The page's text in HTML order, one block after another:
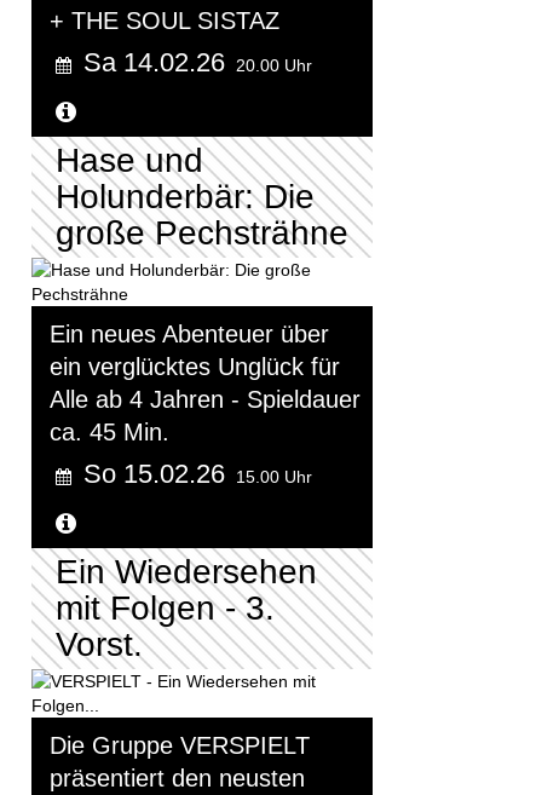
+ THE SOUL SISTAZ
Sa 14.02.26 20.00 Uhr
Hase und
Holunderbär: Die
große Pechsträhne
Ein neues Abenteuer über
ein verglücktes Unglück für
Alle ab 4 Jahren - Spieldauer
ca. 45 Min.
So 15.02.26 15.00 Uhr
Ein Wiedersehen
mit Folgen - 3.
Vorst.
Die Gruppe VERSPIELT
präsentiert den neusten